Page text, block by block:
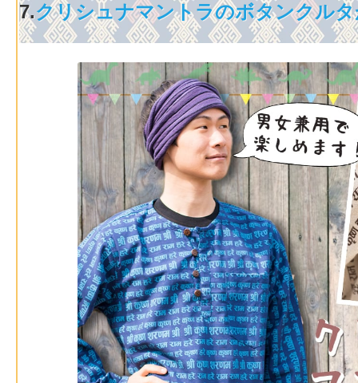
7.クリシュナマントラのボタンクル